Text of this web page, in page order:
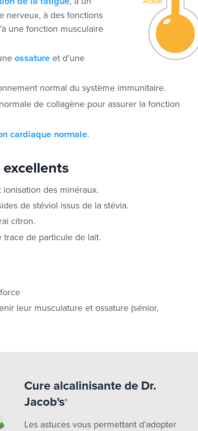
nerveux, à des fonctions
une fonction musculaire
ossature et d’une
normal du système immunitaire.
de collagène pour assurer la fonction
cardiaque normale.
des minéraux.
de stéviol issus de la stévia.
citron.
de particule de lait.
leur musculature et ossature (sénior,
Cure alcalinisante de Dr.
Jacob's®
Les astuces vous permettant d’adopter